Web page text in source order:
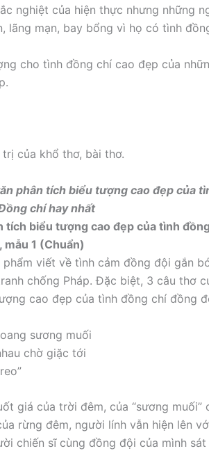
nghiệt của hiện thực nhưng những
lãng mạn, bay bổng vì họ có tình
cho tình đồng chí cao đẹp của
của khổ thơ, bài thơ.
phân tích biểu tượng cao đẹp của
chí hay nhất
tích biểu tượng cao đẹp của tình
1 (Chuẩn)
phẩm viết về tình cảm đồng đội gắn
chống Pháp. Đặc biệt, 3 câu thơ
cao đẹp của tình đồng chí đồng
sương muối
chờ giặc tới
giá của trời đêm, của “sương
rừng đêm, người lính vẫn hiện lên
chiến sĩ cùng đồng đội của mình sát